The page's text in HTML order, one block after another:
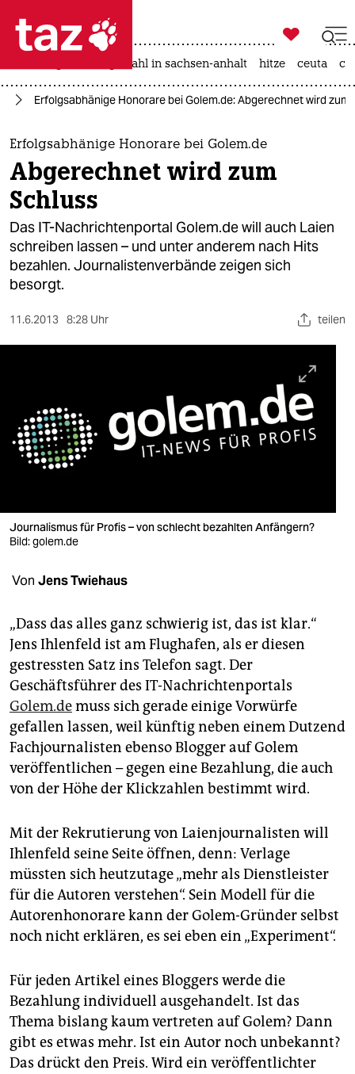
 taz zahl ich
taz zahl ich
themen
politik
öko
gesellschaft
kultur
sport
wahrheit
verlag
veranstaltungen
fragen & hilfe
unterstützen
abo
genossenschaft
epaper login

taz zahl ich
landtagswahl in sachsen-anhalt hitze ceuta
Erfolgsabhänige Honorare bei Golem.de: Abgerechnet wird zum
Erfolgsabhänige Honorare bei Golem.de
Abgerechnet wird zum
Schluss
Das IT-Nachrichtenportal Golem.de will auch Laien
schreiben lassen – und unter anderem nach Hits
bezahlen. Journalistenverbände zeigen sich
besorgt.
11.6.2013 8:28 Uhr teilen
Journalismus für Profis – von schlecht bezahlten Anfängern?
Bild: golem.de
Von Jens Twiehaus
„Dass das alles ganz schwierig ist, das ist klar.“
Jens Ihlenfeld ist am Flughafen, als er diesen
gestressten Satz ins Telefon sagt. Der
Geschäftsführer des IT-Nachrichtenportals
Golem.demuss sich gerade einige Vorwürfe
gefallen lassen, weil künftig neben einem Dutzend
Fachjournalisten ebenso Blogger auf Golem
veröffentlichen – gegen eine Bezahlung, die auch
von der Höhe der Klickzahlen bestimmt wird.
Mit der Rekrutierung von Laienjournalisten will
Ihlenfeld seine Seite öffnen, denn: Verlage
müssten sich heutzutage „mehr als Dienstleister
für die Autoren verstehen“. Sein Modell für die
Autorenhonorare kann der Golem-Gründer selbst
noch nicht erklären, es sei eben ein „Experiment“.
Für jeden Artikel eines Bloggers werde die
Bezahlung individuell ausgehandelt. Ist das
Thema bislang kaum vertreten auf Golem? Dann
gibt es etwas mehr. Ist ein Autor noch unbekannt?
Das drückt den Preis. Wird ein veröffentlichter